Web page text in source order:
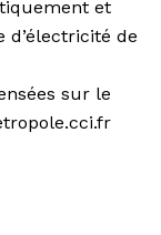
et
de
sur le